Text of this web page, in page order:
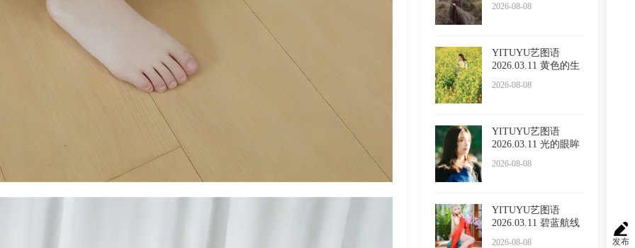
发布
2026-08-08
YITUYU艺图语
2026.03.11 黄色的生
2026-08-08
YITUYU艺图语
2026.03.11 光的眼眸
2026-08-08
YITUYU艺图语
2026.03.11 碧蓝航线
2026-08-08